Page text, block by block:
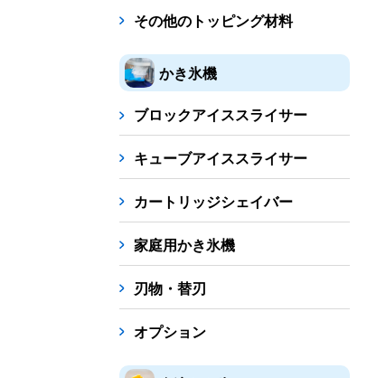
その他のトッピング材料
かき氷機
ブロックアイススライサー
キューブアイススライサー
カートリッジシェイバー
家庭用かき氷機
刃物・替刃
オプション